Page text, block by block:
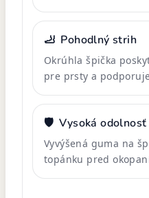
🦶 Pohodlný strih
Okrúhla špička
pre prsty a
🛡️ Vysoká odolnosť
Vyvýšená guma na
topánku pred